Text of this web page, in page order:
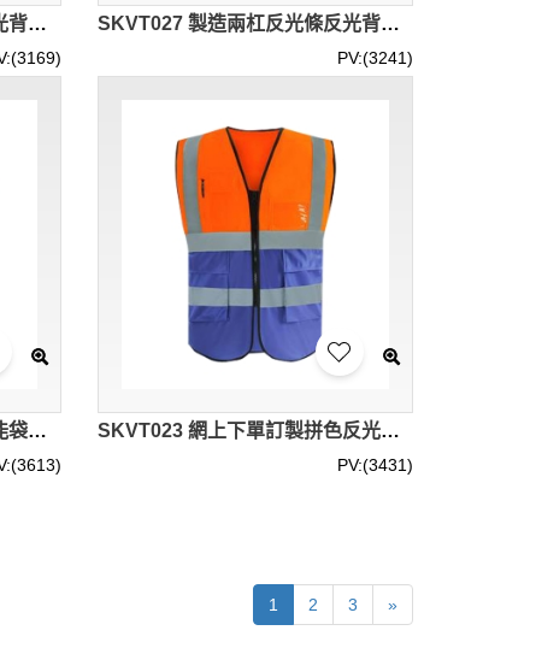
SKVT028 大量訂製拉鏈款反光背心 個人設計多功能大容量袋口反光背心 名片咭套設計 反光背心生產商 SKVT027 製造兩杠反光條反光背心 訂製無袋口魔術貼反光背心 反光背心供應商 道路施工
PV:(3241)
SKVT024 網上下單訂製多功能袋口 設計拉鏈反光背心地盤工人 清潔工 交通指揮員 高空作業反光衣 反光背心製衣廠 網布 SKVT023 網上下單訂製拼色反光背心 名片咭套設計交通騎行反光背心 工程背心 高亮 反光背心製衣廠
PV:(3431)
1 2 3 »